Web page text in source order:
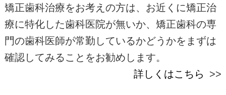
矯正歯科治療をお考えの方は、お近くに矯正治
療に特化した歯科医院が無いか、矯正歯科の専
門の歯科医師が常勤しているかどうかをまずは
確認してみることをお勧めします。
詳しくはこちら